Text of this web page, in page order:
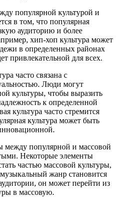
популярной культурой и
в том, что популярная
аудиторию и более
хип-хоп культура может
в определенных районах
привлекательной для всех.
часто связана с
Люди могут
культуры, чтобы выразить
к определенной
культура часто стремится
культура может быть
между популярной и массовой
Некоторые элементы
частью массовой культуры,
жанр становится
он может перейти из
в массовую.